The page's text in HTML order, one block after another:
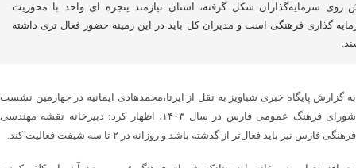
روی سرمایه‌گذاران شکل گرفته، استان نیازمند پنجره ای واحد با محوریت
گذاری فرهنگی است و مدیران کل باید در این زمینه حضور فعال تری داشته
به گزارش پایگاه خبری شباویز به نقل از ایرنا،محمدهادی ایمانیه در چهارمین نشست
شورای فرهنگ عمومی فارس در سال ۱۴۰۳، اظهار کرد: دبیرخانه نقشه مهندسی
فرهنگی فارس نیز باید فعال‌تر از گذشته باشد و روزانه در ۲ تا سه شیفت فعالیت کند.